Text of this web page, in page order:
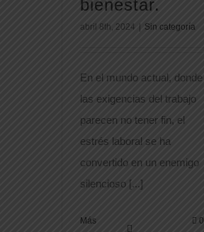
bienestar.
abril 8th, 2024 | Sin categoría
En el mundo actual, donde
las exigencias del trabajo
parecen no tener fin, el
estrés laboral se ha
convertido en un enemigo
silencioso [...]
Más
0